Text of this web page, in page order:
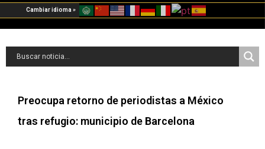
Cambiar idioma »
Preocupa retorno de periodistas a México
tras refugio: municipio de Barcelona